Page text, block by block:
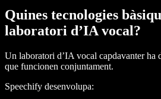
Quines tecnologies
laboratori d’IA vocal?
Un laboratori d’IA vocal capdavanter ha
que funcionen conjuntament.
Speechify desenvolupa: